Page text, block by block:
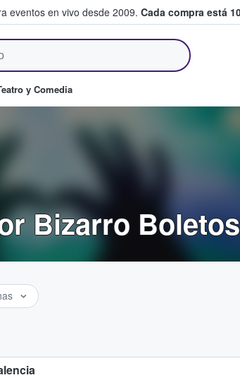
eventos en vivo desde 2009. Cada compra está
y venden boletos
y Comedia
Bizarro Boletos